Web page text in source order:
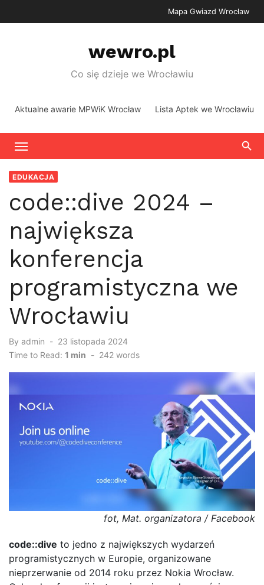
to
Mapa Gwiazd Wrocław
wewro.pl
Co się dzieje we Wrocławiu
Aktualne awarie MPWiK Wrocław Lista Aptek we Wrocławiu
EDUKACJA
code::dive 2024 –
największa
konferencja
programistyczna we
Wrocławiu
By admin
Posted
on
23 listopada 2024
Time to Read: 1 min - 242 words
fot, Mat. organizatora / Facebook
code::dive to jedno z największych wydarzeń
programistycznych w Europie, organizowane
nieprzerwanie od 2014 roku przez Nokia Wrocław.